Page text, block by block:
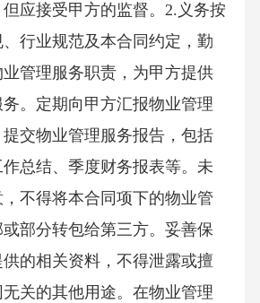
应接受甲方的监督。2.义务按
行业规范及本合同约定，勤
管理服务职责，为甲方提供
。定期向甲方汇报物业管理
交物业管理服务报告，包括
总结、季度财务报表等。未
不得将本合同项下的物业管
部分转包给第三方。妥善保
的相关资料，不得泄露或擅
关的其他用途。在物业管理